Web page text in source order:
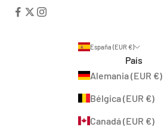
España (EUR €)
País
Alemania (EUR €)
Bélgica (EUR €)
Canadá (EUR €)